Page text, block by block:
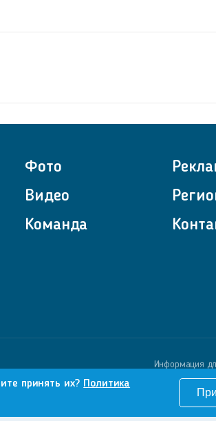
Фото
Видео
Команда
Информация
принять их? Политика